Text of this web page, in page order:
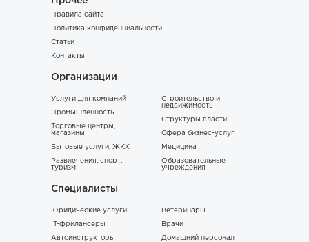
Правила сайта
Политика конфиденциальности
Статьи
Контакты
Организации
Услуги для компаний
Промышленность
Торговые центры,
магазины
Бытовые услуги, ЖКХ
Развлечения, спорт,
туризм
Строительство и
недвижимость
Структуры власти
Сфера бизнес-услуг
Медицина
Образовательные
учреждения
Специалисты
Юридические услуги
IT-фрилансеры
Автоинструкторы
Ветеринары
Врачи
Домашний персонал